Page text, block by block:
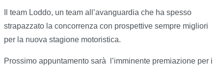
Il team Loddo, un team all’avanguardia che ha spesso
strapazzato la concorrenza con prospettive sempre migliori
per la nuova stagione motoristica.
Prossimo appuntamento sarà l’imminente premiazione per i